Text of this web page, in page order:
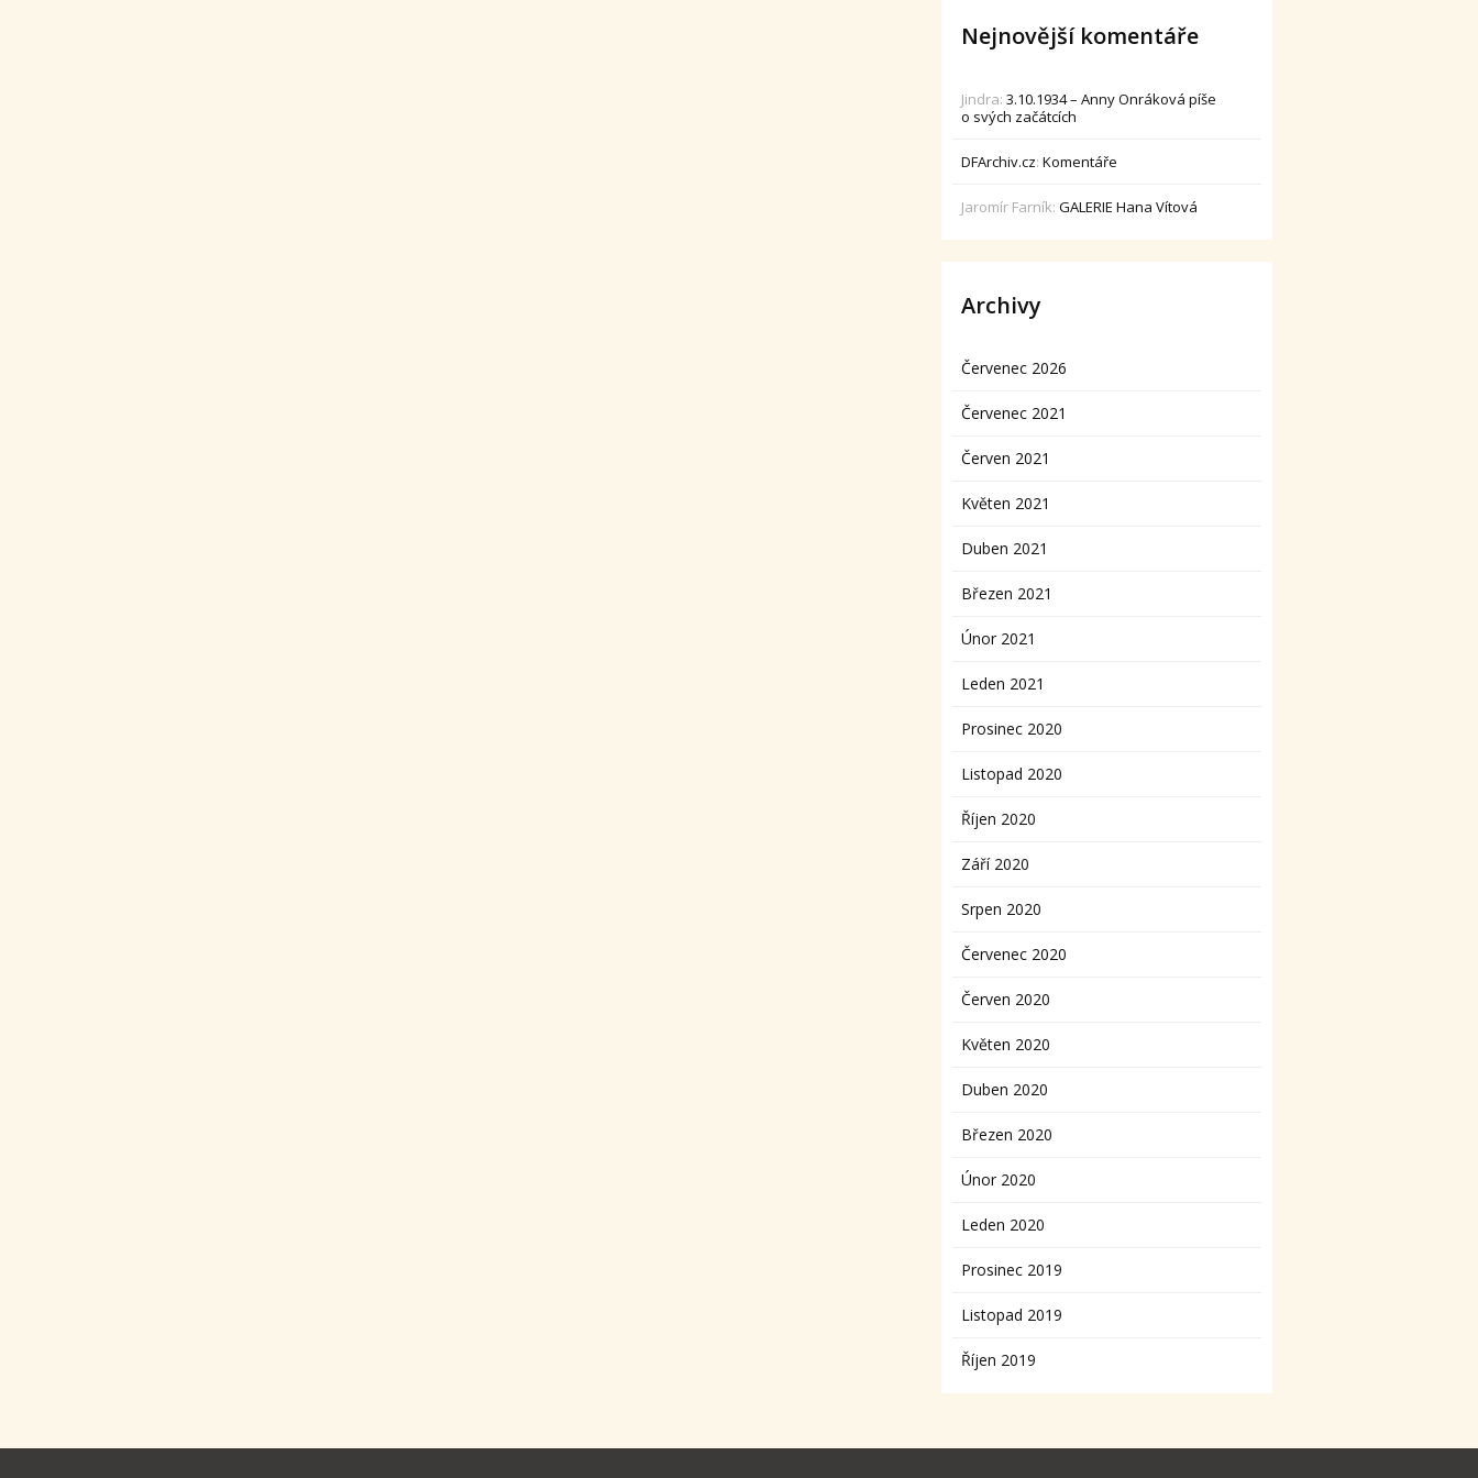
Nejnovější komentáře
Jindra:3.10.1934 – Anny Onráková píše
o svých začátcích
DFArchiv.cz:Komentáře
Jaromír Farník:GALERIE Hana Vítová
Archivy
Červenec 2026
Červenec 2021
Červen 2021
Květen 2021
Duben 2021
Březen 2021
Únor 2021
Leden 2021
Prosinec 2020
Listopad 2020
Říjen 2020
Září 2020
Srpen 2020
Červenec 2020
Červen 2020
Květen 2020
Duben 2020
Březen 2020
Únor 2020
Leden 2020
Prosinec 2019
Listopad 2019
Říjen 2019